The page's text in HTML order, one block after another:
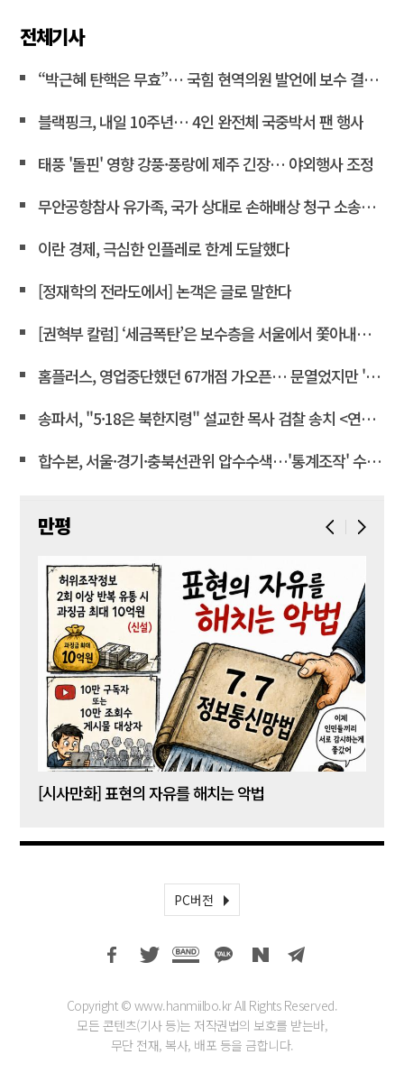
전체기사
“박근혜 탄핵은 무효”… 국힘 현역의원 발언에 보수 결집 목소리 고조
블랙핑크, 내일 10주년… 4인 완전체 국중박서 팬 행사
태풍 '돌핀' 영향 강풍·풍랑에 제주 긴장… 야외행사 조정
무안공항참사 유가족, 국가 상대로 손해배상 청구 소송한다
이란 경제, 극심한 인플레로 한계 도달했다
[정재학의 전라도에서] 논객은 글로 말한다
[권혁부 칼럼] ‘세금폭탄’은 보수층을 서울에서 쫓아내려는 계획
홈플러스, 영업중단했던 67개점 가오픈… 문열었지만 '텅빈 매대'
송파서, "5·18은 북한지령" 설교한 목사 검찰 송치 <연합뉴스>
합수본, 서울·경기·충북선관위 압수수색…'통계조작' 수사확대
만평
[시사만화] 표현의 자유를 해치는 악법
PC버전
Copyright © www.hanmiilbo.kr All Rights Reserved.
모든 콘텐츠(기사 등)는 저작권법의 보호를 받는바,
무단 전재, 복사, 배포 등을 금합니다.